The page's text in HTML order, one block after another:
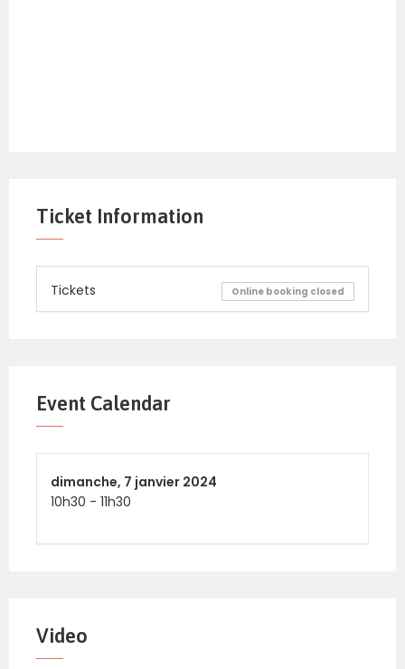
Ticket Information
Tickets Online booking closed
Event Calendar
dimanche, 7 janvier 2024
10h30 - 11h30
Video